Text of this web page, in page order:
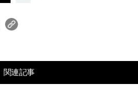
関連記事